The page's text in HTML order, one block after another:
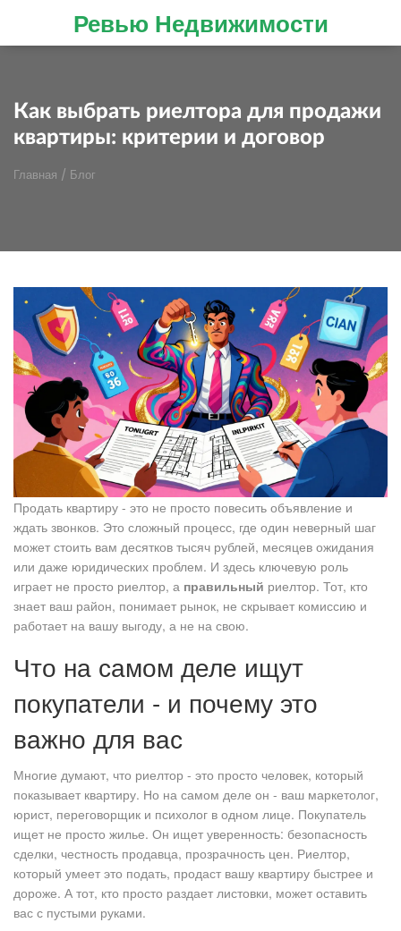
Ревью Недвижимости
Как выбрать риелтора для продажи
квартиры: критерии и договор
Главная / Блог
Продать квартиру - это не просто повесить объявление и
ждать звонков. Это сложный процесс, где один неверный шаг
может стоить вам десятков тысяч рублей, месяцев ожидания
или даже юридических проблем. И здесь ключевую роль
играет не просто риелтор, а правильный риелтор. Тот, кто
знает ваш район, понимает рынок, не скрывает комиссию и
работает на вашу выгоду, а не на свою.
Что на самом деле ищут
покупатели - и почему это
важно для вас
Многие думают, что риелтор - это просто человек, который
показывает квартиру. Но на самом деле он - ваш маркетолог,
юрист, переговорщик и психолог в одном лице. Покупатель
ищет не просто жилье. Он ищет уверенность: безопасность
сделки, честность продавца, прозрачность цен. Риелтор,
который умеет это подать, продаст вашу квартиру быстрее и
дороже. А тот, кто просто раздает листовки, может оставить
вас с пустыми руками.